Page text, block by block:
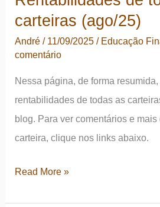
carteiras (ago/25)
André/ 11/09/2025/ Educação
comentário
Nessa página, de forma
rentabilidades de todas as
blog. Para ver comentários e
carteira, clique nos links abaixo.
Rentabilidades
Read More »